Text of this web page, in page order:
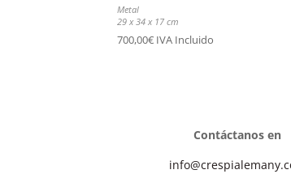
Metal
29 x 34 x 17 cm
700,00€ IVA Incluido
Contáctanos en